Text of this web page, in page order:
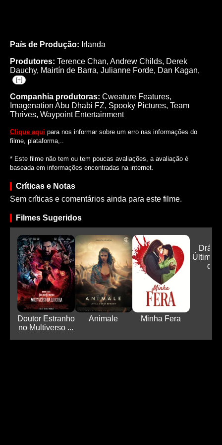
País de Produção: Irlanda
Produtores: Terence Chan, Andrew Childs, Derek
Dauchy, Mairtín de Barra, Julianne Forde, Dan Kagan,
[+]
Companhia produtoras: Cweature Features,
Imagenation Abu Dhabi FZ, Spooky Pictures, Team
Thrives, Waypoint Entertainment
Clique aqui para nos informar sobre um erro nas informações do
filme, plataforma,..
* Este filme não tem ou tem poucas avaliações, a avaliação é
baseada em informações encontradas na internet.
Críticas e Notas
Sem críticas e comentários ainda para este filme.
Filmes Sugeridos
Doutor Estranho
no Multiverso ...
Animale Minha Fera
Última
do